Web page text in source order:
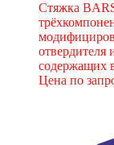
Стяжка
отвердителя
содержащих
Цена по